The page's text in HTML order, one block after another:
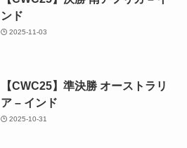
ンド
2025-11-03
【CWC25】準決勝 オーストラリ
ア – インド
2025-10-31